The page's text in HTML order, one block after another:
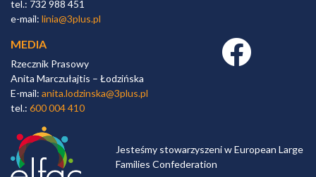
tel.: 732 988 451
e-mail: linia@3plus.pl
MEDIA
Rzecznik Prasowy
Anita Marczułajtis – Łodzińska
E-mail: anita.lodzinska@3plus.pl
tel.: 600 004 410
Facebook link
Jesteśmy stowarzyszeni w European Large
Families Confederation